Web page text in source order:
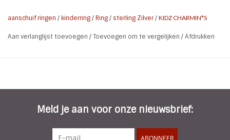
aanschuif ringen / kinderring/Ring/sterling Zilver/ KIDZ CHARMIN*S
Aan verlanglijst toevoegen /Toevoegen om te vergelijken /Afdrukken
Meld je aan voor onze nieuwsbrief:
ABONNEER